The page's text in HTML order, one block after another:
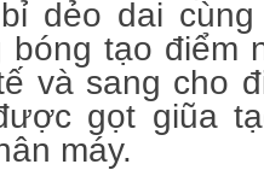
dẻo dai
bóng tạo điểm
và sang cho
gọt giũa
máy.